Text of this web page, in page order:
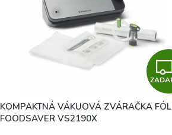
KOMPAKTNÁ VÁKUOVÁ ZVÁRAČKA
FOODSAVER VS2190X